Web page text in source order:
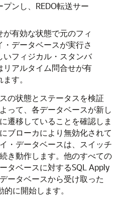
ンし、REDO転送サー
が有効な状態で元のフィ
・データベースが実行さ
いフィジカル・スタンバ
リアルタイム問合せが有
す。
の状態とステータスを検証
って、各データベースが新し
遷移していることを確認しま
ブローカにより無効化されて
・データベースは、スイッチ
き動作します。他のすべての
タベースに対するSQL Apply
ータベースから受け取った
に開始します。